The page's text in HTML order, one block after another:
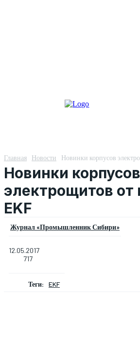
Главная Новости Новинки корпусов
Новинки корпусов
электрощитов от
EKF
Журнал «Промышленник Сибири»
12.05.2017
717
Теги: EKF